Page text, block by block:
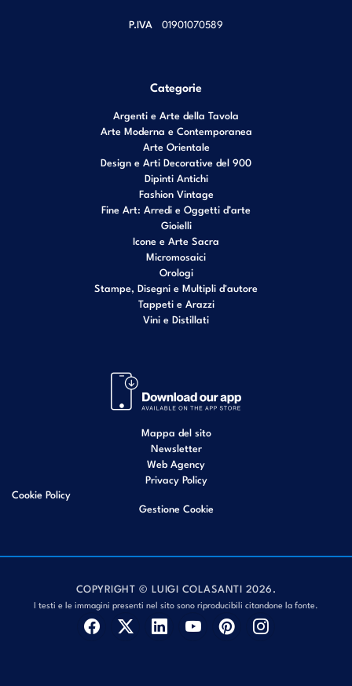
P.IVA 01901070589
Categorie
Argenti e Arte della Tavola
Arte Moderna e Contemporanea
Arte Orientale
Design e Arti Decorative del 900
Dipinti Antichi
Fashion Vintage
Fine Art: Arredi e Oggetti d’arte
Gioielli
Icone e Arte Sacra
Micromosaici
Orologi
Stampe, Disegni e Multipli d'autore
Tappeti e Arazzi
Vini e Distillati
Mappa del sito
Newsletter
Web Agency
Privacy Policy
Cookie Policy
Gestione Cookie
COPYRIGHT © LUIGI COLASANTI 2026.
I testi e le immagini presenti nel sito sono riproducibili citandone la fonte.